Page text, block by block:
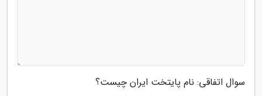
سوال اتفاقی: نام پایتخت ایران چیست؟